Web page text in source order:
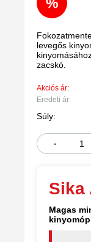
levegős
zacskó.
Akciós ár:
Eredeti ár:
Súly:
-
Sika
Magas